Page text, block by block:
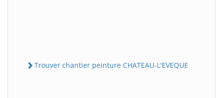
Trouver chantier peinture CHATEAU-L'EVEQUE